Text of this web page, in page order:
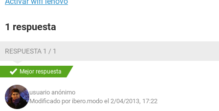
1 respuesta
RESPUESTA 1 / 1
Mejor respuesta
usuario anónimo
Modificado por ibero.modo el 2/04/2013, 17:22